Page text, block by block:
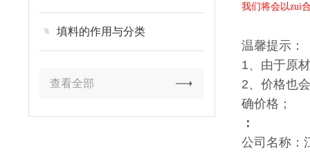
填料的作用与分类
查看全部
我们将会以zui
温馨提示：
1、由于原
2、价格也
确价格；
：
公司名称：